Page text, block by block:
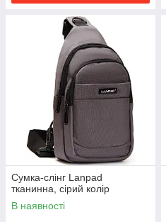
Сумка-слінг Lanpad
тканинна, сірий колір
В наявності